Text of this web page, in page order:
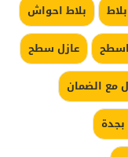
بلاط احواش
عازل سطح
مع الضمان